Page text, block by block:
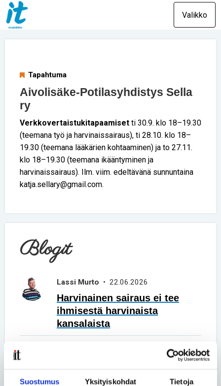
Suostumus Yksityiskohdat Tietoja
Valikko
Tapahtuma
Aivolisäke-Potilasyhdistys Sella
ry
Verkkovertaistukitapaamiset ti 30.9. klo 18–19.30
(teemana työ ja harvinaissairaus), ti 28.10. klo 18–
19.30 (teemana lääkärien kohtaaminen) ja to 27.11.
klo 18–19.30 (teemana ikääntyminen ja
harvinaissairaus). Ilm. viim. edeltävänä sunnuntaina
katja.sellary@gmail.com.
Blogit
Lassi Murto • 22.06.2026
Harvinainen sairaus ei tee
ihmisestä harvinaista
kansalaista
Vertaiskeskustelu – Päivä